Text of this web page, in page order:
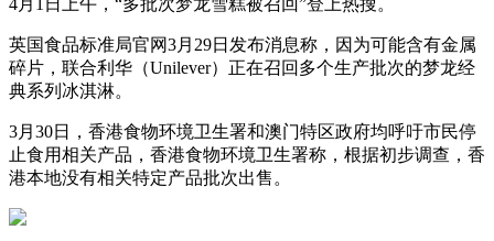
4月1日上午，“多批次梦龙雪糕被召回”登上热搜。
英国食品标准局官网3月29日发布消息称，因为可能含有金属
碎片，联合利华（Unilever）正在召回多个生产批次的梦龙经
典系列冰淇淋。
3月30日，香港食物环境卫生署和澳门特区政府均呼吁市民停
止食用相关产品，香港食物环境卫生署称，根据初步调查，香
港本地没有相关特定产品批次出售。